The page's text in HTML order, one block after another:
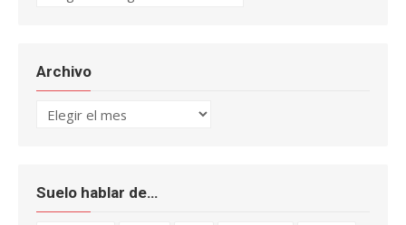
Archivo
Archivo
Suelo hablar de…